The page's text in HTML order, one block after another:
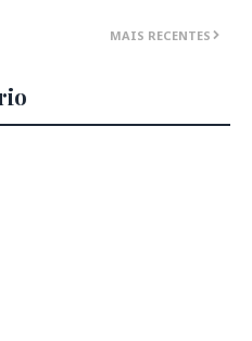
MAIS RECENTES